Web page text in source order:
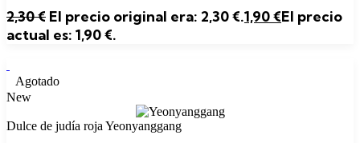
2,30€ El precio original era: 2,30 €.1,90€El precio
actual es: 1,90 €.
Agotado
New
Dulce de judía roja Yeonyanggang